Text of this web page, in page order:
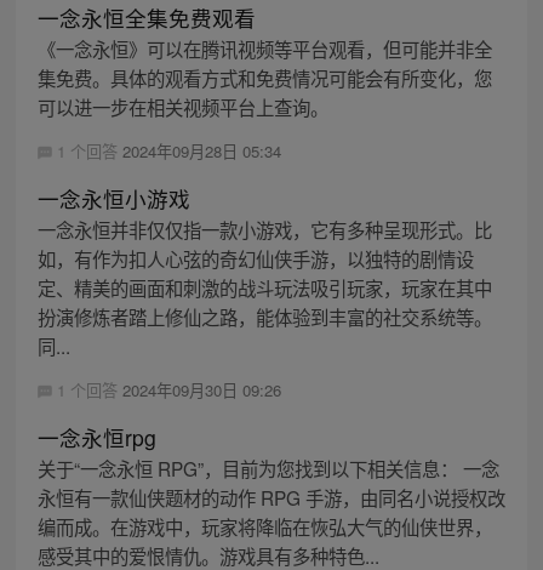
一念永恒全集免费观看
《一念永恒》可以在腾讯视频等平台观看，但可能并非全
集免费。具体的观看方式和免费情况可能会有所变化，您
可以进一步在相关视频平台上查询。
1 个回答 2024年09月28日 05:34
一念永恒小游戏
一念永恒并非仅仅指一款小游戏，它有多种呈现形式。比
如，有作为扣人心弦的奇幻仙侠手游，以独特的剧情设
定、精美的画面和刺激的战斗玩法吸引玩家，玩家在其中
扮演修炼者踏上修仙之路，能体验到丰富的社交系统等。
同...
1 个回答 2024年09月30日 09:26
一念永恒rpg
关于“一念永恒 RPG”，目前为您找到以下相关信息： 一念
永恒有一款仙侠题材的动作 RPG 手游，由同名小说授权改
编而成。在游戏中，玩家将降临在恢弘大气的仙侠世界，
感受其中的爱恨情仇。游戏具有多种特色...